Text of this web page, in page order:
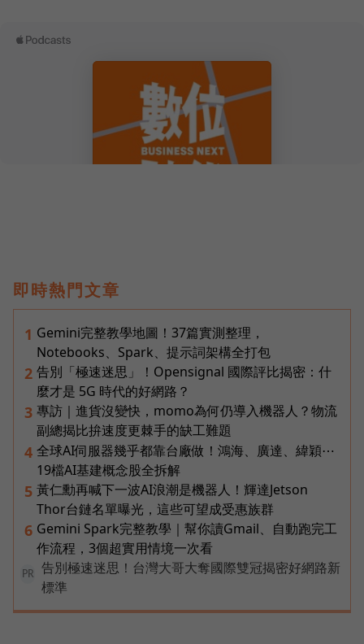
即時熱門文章
1 Gemini完整教學地圖！37篇實測整理，
Notebooks、Spark、提示詞架構全打包
2 告別「極速迷思」！Opensignal 國際評比揭密：什
麼才是 5G 時代的好網路？
3 專訪｜進貨沒變快，momo為何仍導入機器人？物流
副總揭比拚速度更棘手的缺工難題
4 全球AI伺服器幾乎都靠台廠做！鴻海、廣達、緯穎⋯
19檔AI基建概念股全拆解
5 黃仁勳再喊下一波AI浪潮是機器人！輝達Jetson
Thor台鏈名單曝光，這些可望成受惠族群
6 Gemini Spark完整教學｜幫你讀Gmail、自動跑完工
作流程，3個超實用情境一次看
PR
告別極速迷思！台灣大哥大奪國際雙冠揭密好網路新
標準